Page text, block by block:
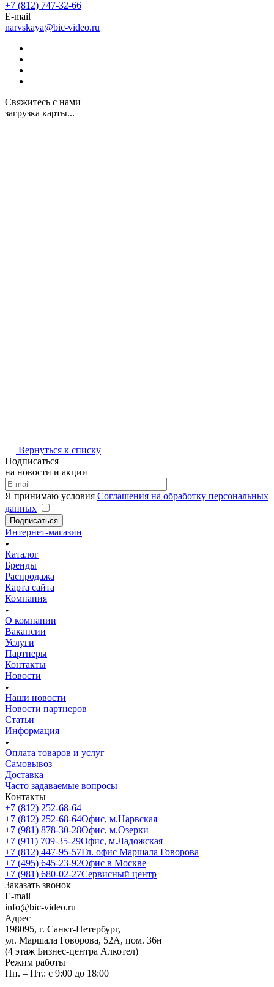
+7 (812) 747-32-66
E-mail
narvskaya@bic-video.ru
Свяжитесь с нами
загрузка карты...
Вернуться к списку
Подписаться
на новости и акции
Я принимаю условия Соглашения на обработку персональных
данных
Подписаться
Интернет-магазин
Каталог
Бренды
Распродажа
Карта сайта
Компания
О компании
Вакансии
Услуги
Партнеры
Контакты
Новости
Наши новости
Новости партнеров
Статьи
Информация
Оплата товаров и услуг
Самовывоз
Доставка
Часто задаваемые вопросы
Контакты
+7 (812) 252-68-64
+7 (812) 252-68-64Офис, м.Нарвская
+7 (981) 878-30-28Офис, м.Озерки
+7 (911) 709-35-29Офис, м.Ладожская
+7 (812) 447-95-57Гл. офис Маршала Говорова
+7 (495) 645-23-92Офис в Москве
+7 (981) 680-02-27Сервисный центр
Заказать звонок
E-mail
info@bic-video.ru
Адрес
198095, г. Санкт-Петербург,
ул. Маршала Говорова, 52А, пом. 36н
(4 этаж Бизнес-центра Алкотел)
Режим работы
Пн. – Пт.: с 9:00 до 18:00